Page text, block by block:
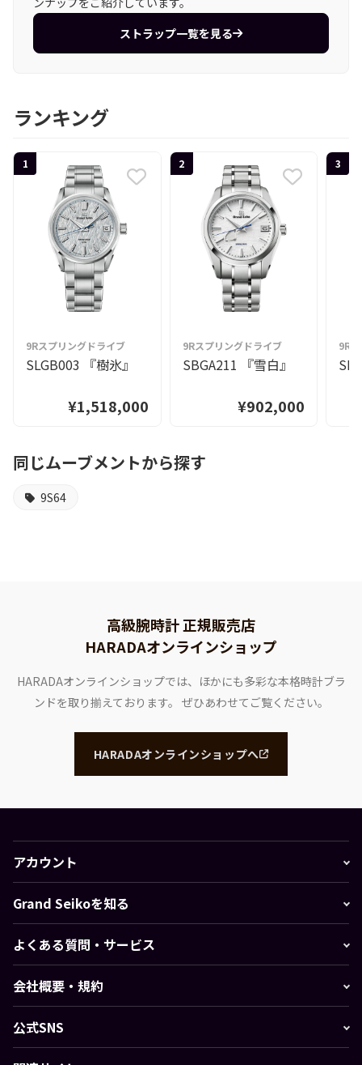
ストラップ一覧を見る
ランキング
1
9Rスプリングドライブ
SLGB003 『樹氷』
¥1,518,000
2
9Rスプリングドライブ
SBGA211 『雪白』
¥902,000
3
9R
同じムーブメントから探す
9S64
高級腕時計 正規販売店
HARADAオンラインショップ
HARADAオンラインショップでは、ほかにも多彩な本格時計ブラ
ンドを取り揃えております。 ぜひあわせてご覧ください。
HARADAオンラインショップへ
アカウント
Grand Seikoを知る
よくある質問・サービス
会社概要・規約
公式SNS